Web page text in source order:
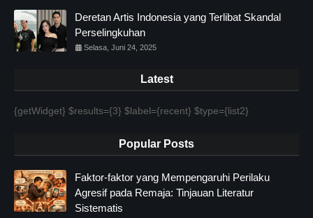
Deretan Artis Indonesia yang Terlibat Skandal
Perselingkuhan
Selasa, Juni 24, 2025
Latest
{getWidget} $results={3} $label={recent} $type={list2}
Popular Posts
Faktor-faktor yang Mempengaruhi Perilaku
Agresif pada Remaja: Tinjauan Literatur
Sistematis